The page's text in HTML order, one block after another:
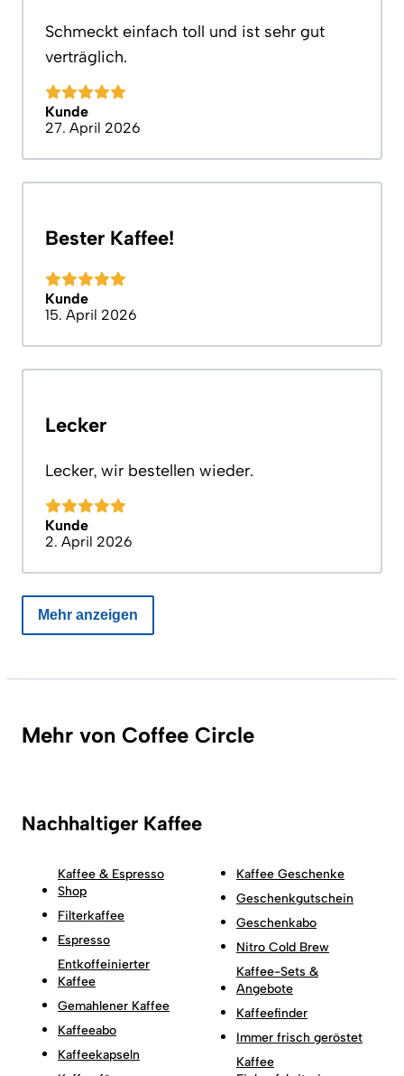
Schmeckt einfach toll und ist sehr gut
verträglich.
Kunde
27. April 2026
Bester Kaffee!
Kunde
15. April 2026
Lecker
Lecker, wir bestellen wieder.
Kunde
2. April 2026
Mehr anzeigen
Mehr von Coffee Circle
Nachhaltiger Kaffee
Kaffee & Espresso
Shop
Filterkaffee
Espresso
Entkoffeinierter
Kaffee
Gemahlener Kaffee
Kaffeeabo
Kaffeekapseln
Kaffee Geschenke
Geschenkgutschein
Geschenkabo
Nitro Cold Brew
Kaffee-Sets &
Angebote
Kaffeefinder
Immer frisch geröstet
Kaffee